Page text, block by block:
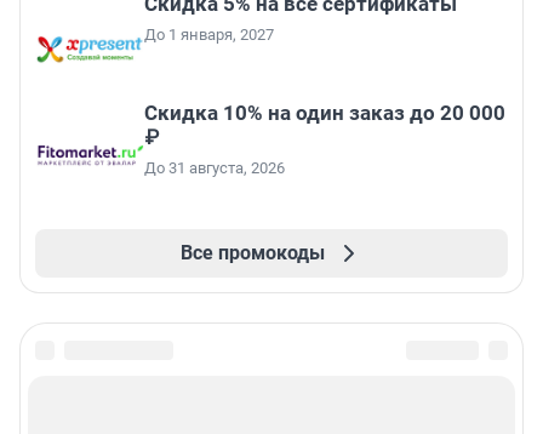
До 1 января, 2027
Скидка 10% на один заказ до 20 000
₽
До 31 августа, 2026
Все промокоды